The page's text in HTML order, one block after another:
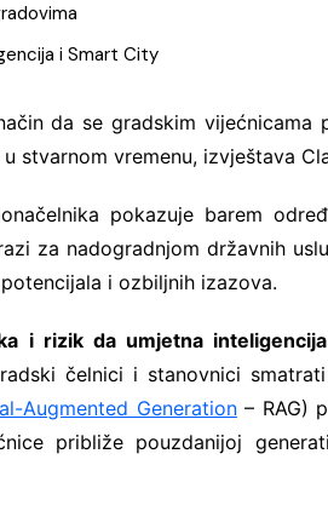
i Smart City
da se gradskim vijećnicama
stvarnom vremenu, izvještava
pokazuje barem
za nadogradnjom državnih
i ozbiljnih izazova.
i rizik da umjetna
čelnici i stanovnici
Augmented Generation– RAG)
približe pouzdanijoj